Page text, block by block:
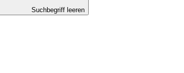
Suchbegriff leeren